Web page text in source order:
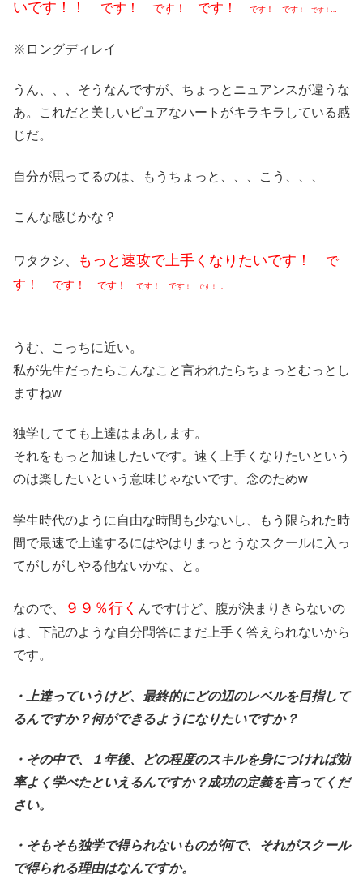
いです！！ です！ です！ です！ です！ です ！ です ！…
※ロングディレイ
うん、、、そうなんですが、ちょっとニュアンスが違うな
あ。これだと美しいピュアなハートがキラキラしている感
じだ。
自分が思ってるのは、もうちょっと、、、こう、、、
こんな感じかな？
ワタクシ、 もっと速攻で上手くなりたいです！
で
す！ です！ です！ です！ です ！ です ！ …
うむ、こっちに近い。
私が先生だったらこんなこと言われたらちょっとむっとし
ますねw
独学してても上達はまあします。
それをもっと加速したいです。速く上手くなりたいという
のは楽したいという意味じゃないです。念のためw
学生時代のように自由な時間も少ないし、もう限られた時
間で最速で上達するにはやはりまっとうなスクールに入っ
てがしがしやる他ないかな、と。
なので、 ９９％行く んですけど、腹が決まりきらないの
は、下記のような自分問答にまだ上手く答えられないから
です。
・上達っていうけど、最終的にどの辺のレベルを目指して
るんですか？何ができるようになりたいですか？
・その中で、１年後、どの程度のスキルを身につければ効
率よく学べたといえるんですか？成功の定義を言ってくだ
さい。
・そもそも独学で得られないものが何で、それがスクール
で得られる理由はなんですか。